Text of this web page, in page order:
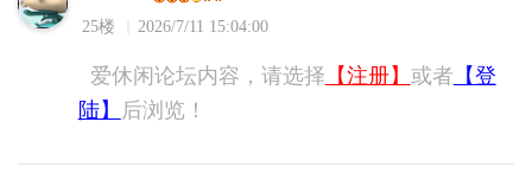
25楼 2026/7/11 15:04:00
爱休闲论坛内容，请选择 【注册】 或者 【登
陆】
后浏览！